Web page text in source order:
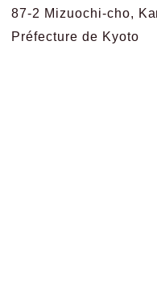
87-2 Mizuochi-cho,
Préfecture de Kyoto